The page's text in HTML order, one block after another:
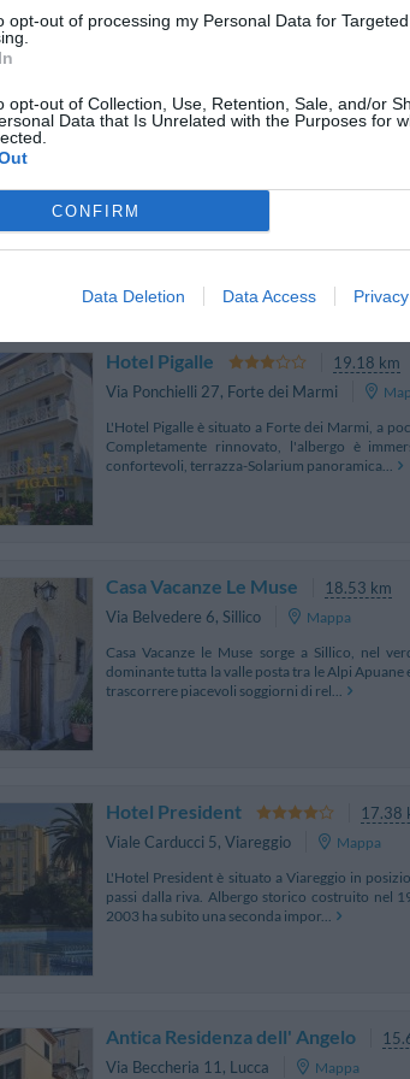
opt-out of processing my Personal Data for Targeted
opt-out of Collection, Use, Retention, Sale, and/or
Data that Is Unrelated with the Purposes for
CONFIRM
Data Deletion Data Access
La struttura vicino Pescaglia con i
Hotel Stipino
16.16 km
L'Hotel Stipino si trova a breve distanza dal
Romane, il Duomo, l'Anfiteatro Romano, i
della Toscana e la costa...
La struttura vicino Pescaglia con più
Hotel Pigalle
19.18 km
Via Ponchielli 27, Forte dei Marmi
L'Hotel Pigalle è situato a Forte dei Marmi, a
Completamente rinnovato, l'albergo è
confortevoli, terrazza-Solarium panoramica...
Casa Vacanze Le Muse
18.53 km
Via Belvedere 6, Sillico
Mappa
Casa Vacanze le Muse sorge a Sillico, nel
dominante tutta la valle posta tra le Alpi
trascorrere piacevoli soggiorni di rel...
Hotel President
17.38
Viale Carducci 5, Viareggio
Mappa
L'Hotel President è situato a Viareggio in
passi dalla riva. Albergo storico costruito nel
2003 ha subito una seconda impor...
Antica Residenza dell' Angelo
Via Beccheria 11, Lucca
Mappa